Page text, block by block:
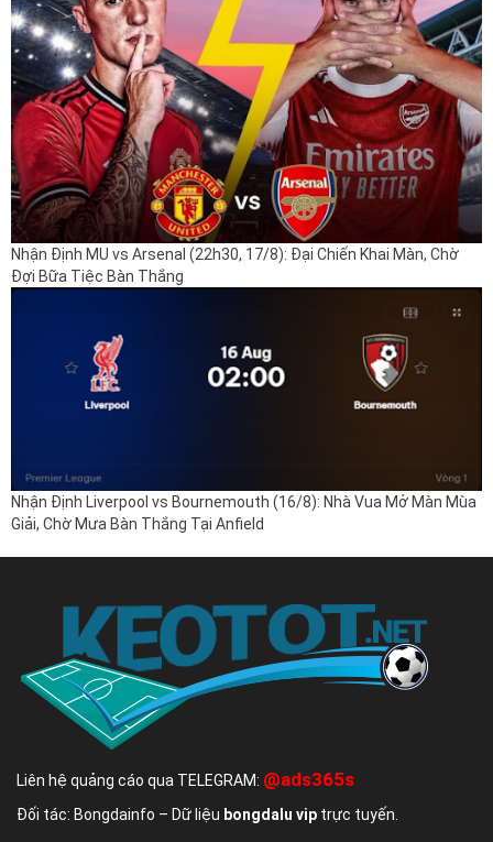
Nhận Định MU vs Arsenal (22h30, 17/8): Đại Chiến Khai Màn, Chờ
Đợi Bữa Tiệc Bàn Thắng
Nhận Định Liverpool vs Bournemouth (16/8): Nhà Vua Mở Màn Mùa
Giải, Chờ Mưa Bàn Thắng Tại Anfield
Liên hệ quảng cáo qua TELEGRAM: @ads365s
Đối tác: Bongdainfo – Dữ liệu bongdalu vip trực tuyến.